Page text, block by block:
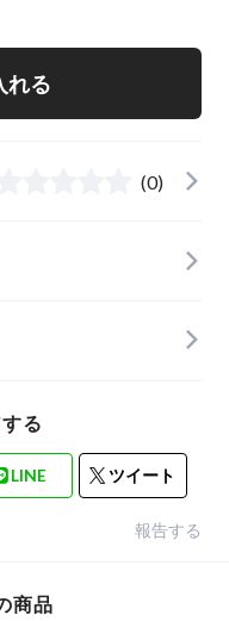
れる
(0)
る
LINE ツイート
報告する
商品